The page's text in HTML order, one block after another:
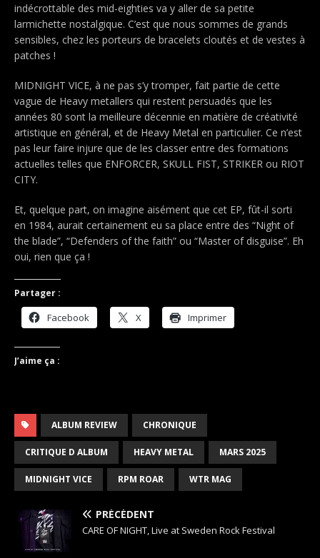
indécrottable des mid-eighties va y aller de sa petite
larmichette nostalgique. C’est que nous sommes de grands
sensibles, chez les porteurs de bracelets cloutés et de vestes à
patches !
MIDNIGHT VICE, à ne pas s’y tromper, fait partie de cette
vague de Heavy metallers qui restent persuadés que les
années 80 sont la meilleure décennie en matière de créativité
artistique en général, et de Heavy Metal en particulier. Ce n’est
pas leur faire injure que de les classer entre des formations
actuelles telles que ENFORCER, SKULL FIST, STRIKER ou RIOT
CITY.
Et, quelque part, on imagine aisément que cet EP, fût-il sorti
en 1984, aurait certainement eu sa place entre des “Night of
the blade”, “Defenders of the faith” ou “Master of disguise”. Eh
oui, rien que ça !
Partager :
Facebook X Imprimer
J’aime ça :
ALBUM REVIEW CHRONIQUE
CRITIQUE D ALBUM HEAVY METAL MARS 2025
MIDNIGHT VICE RPM ROAR WTR MAG
PRÉCÉDENT
CARE OF NIGHT, Live at Sweden Rock Festival